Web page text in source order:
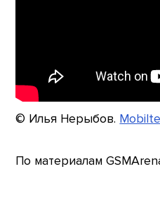
© Илья Нерыбов.
По материалам